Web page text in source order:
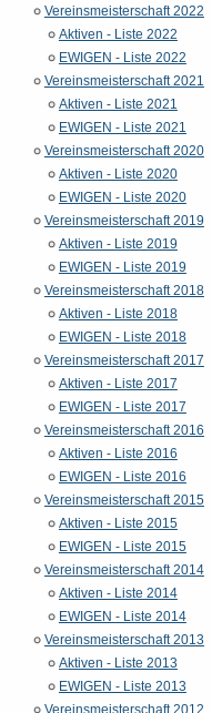
Vereinsmeisterschaft 2022
Aktiven - Liste 2022
EWIGEN - Liste 2022
Vereinsmeisterschaft 2021
Aktiven - Liste 2021
EWIGEN - Liste 2021
Vereinsmeisterschaft 2020
Aktiven - Liste 2020
EWIGEN - Liste 2020
Vereinsmeisterschaft 2019
Aktiven - Liste 2019
EWIGEN - Liste 2019
Vereinsmeisterschaft 2018
Aktiven - Liste 2018
EWIGEN - Liste 2018
Vereinsmeisterschaft 2017
Aktiven - Liste 2017
EWIGEN - Liste 2017
Vereinsmeisterschaft 2016
Aktiven - Liste 2016
EWIGEN - Liste 2016
Vereinsmeisterschaft 2015
Aktiven - Liste 2015
EWIGEN - Liste 2015
Vereinsmeisterschaft 2014
Aktiven - Liste 2014
EWIGEN - Liste 2014
Vereinsmeisterschaft 2013
Aktiven - Liste 2013
EWIGEN - Liste 2013
Vereinsmeisterschaft 2012